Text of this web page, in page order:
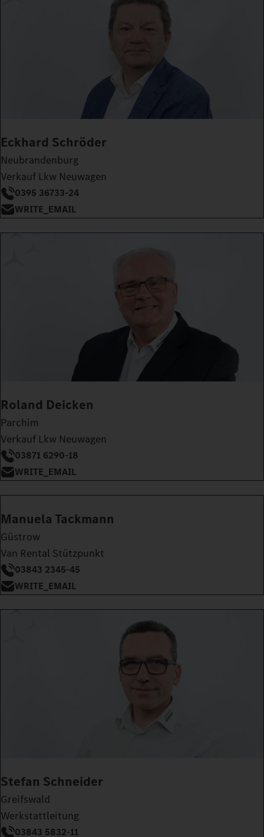
Eckhard Schröder
Neubrandenburg
Verkauf Lkw Neuwagen
0395 36733-24
WRITE_EMAIL
Roland Deicken
Parchim
Verkauf Lkw Neuwagen
03871 6290-18
WRITE_EMAIL
Manuela Tackmann
Güstrow
Van Rental Stützpunkt
03843 2345-45
WRITE_EMAIL
Stefan Schneider
Greifswald
Werkstattleitung
03843 5832-11